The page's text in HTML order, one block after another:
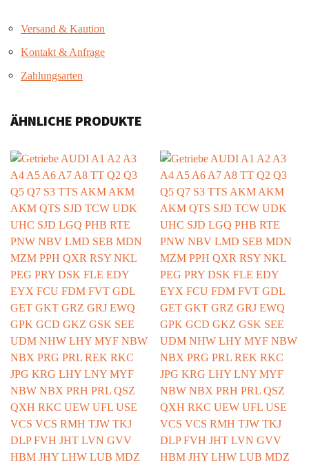
Versand & Kaution
Kontakt & Anfrage
Zahlungsarten
ÄHNLICHE PRODUKTE